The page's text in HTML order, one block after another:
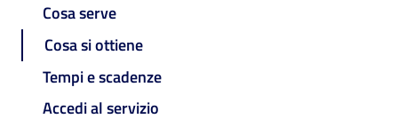
Cosa serve
Cosa si ottiene
Tempi e scadenze
Accedi al servizio